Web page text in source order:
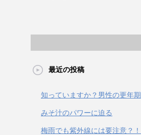
最近の投稿
知っていますか？男性の更年期
みそ汁のパワーに迫る
梅雨でも紫外線には要注意？！